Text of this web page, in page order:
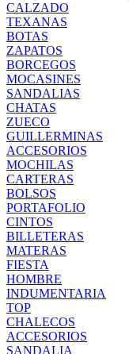
CALZADO
TEXANAS
BOTAS
ZAPATOS
BORCEGOS
MOCASINES
SANDALIAS
CHATAS
ZUECO
GUILLERMINAS
ACCESORIOS
MOCHILAS
CARTERAS
BOLSOS
PORTAFOLIO
CINTOS
BILLETERAS
MATERAS
FIESTA
HOMBRE
INDUMENTARIA
TOP
CHALECOS
ACCESORIOS
SANDALIA